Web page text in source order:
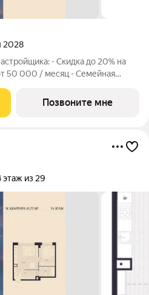
2028
- Скидка до 20% на
- Семейная
квартале Вэйвер от
Позвоните мне
этаж из 29